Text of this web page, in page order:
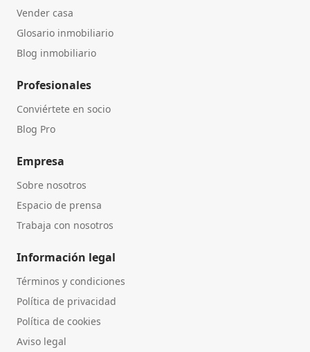
Vender casa
Glosario inmobiliario
Blog inmobiliario
Profesionales
Conviértete en socio
Blog Pro
Empresa
Sobre nosotros
Espacio de prensa
Trabaja con nosotros
Información legal
Términos y condiciones
Política de privacidad
Política de cookies
Aviso legal